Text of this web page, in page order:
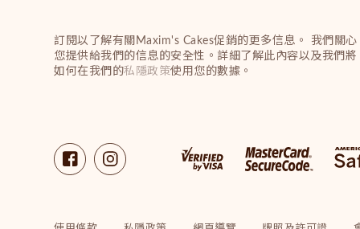
訂閱以了解有關Maxim's Cakes促銷的更多信息。 我們關心
您提供給我們的信息的安全性。詳細了解此內容以及我們將
如何在我們的私隱政策使用您的數據。